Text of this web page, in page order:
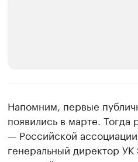
Крупные
Найдите и проверьте данные в
Напомним, первые
появились в марте.
— Российской
генеральный директор